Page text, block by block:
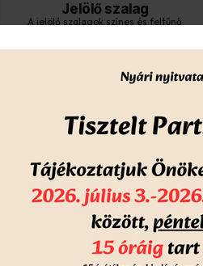
Jelölő szalag
A jelölő szalagok színes és feltűnő